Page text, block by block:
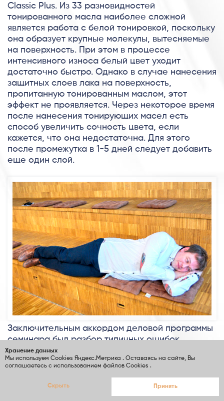
Classic Plus. Из 33 разновидностей
тонированного масла наиболее сложной
является работа с белой тонировкой, поскольку
она образует крупные молекулы, вытесняемые
на поверхность. При этом в процессе
интенсивного износа белый цвет уходит
достаточно быстро. Однако в случае нанесения
защитных слоев лака на поверхность,
пропитанную тонированным маслом, этот
эффект не проявляется. Через некоторое время
после нанесения тонирующих масел есть
способ увеличить сочность цвета, если
кажется, что она недостаточна. Для этого
после промежутка в 1-5 дней следует добавить
еще один слой.
Заключительным аккордом деловой программы
семинара был разбор типичных ошибок
паркетчиков, приводящих к дефектам
поверхности финишных покрытий. Учет условий
сушки слоев, перерывы во времени нанесения,
требующие промежуточной шлифовки,
Хранение данных
Мы используем Cookies Яндекс.Метрика . Оставаясь на сайте, Вы
соглашаетесь с использованием файлов Cookies .
Скрыть Принять